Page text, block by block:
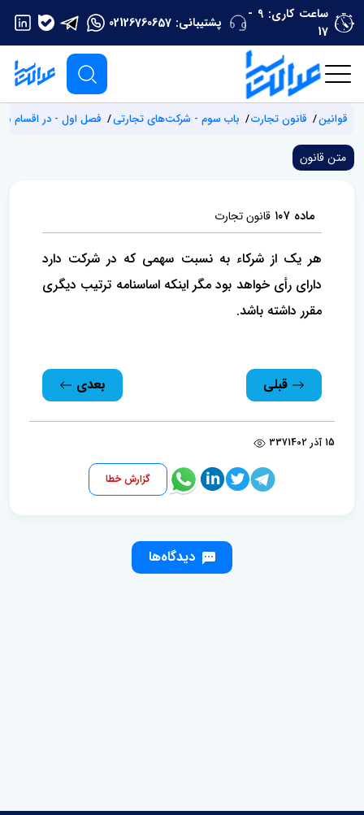
ساعت کاری: 9 -
17
پشتیبانی: 02126760657
قوانین قانون تجارت باب سوم - شرکت‌های تجارتی فصل اول - در اقسام
متن قانون
ماده ۱۰۷ قانون تجارت
هر یک از شرکاء به نسبت سهمی که در شرکت دارد
دارای رأی خواهد بود مگر اینکه اساسنامه ترتیب دیگری
مقرر داشته باشد.
قبلی بعدی
15 آذر 1402 337
گزارش خطا
دیدگاه‌ها